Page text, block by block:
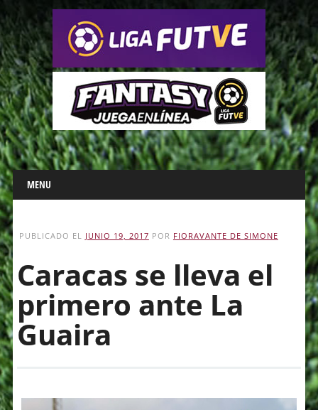
Main menu
Skip
to
content
MENU
PUBLICADO EL JUNIO 19, 2017 POR FIORAVANTE DE SIMONE
Caracas se lleva el
primero ante La
Guaira